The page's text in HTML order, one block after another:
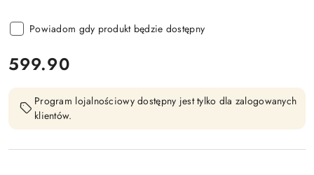
Powiadom gdy produkt będzie dostępny
cena:
599.90
Program lojalnościowy dostępny jest tylko dla zalogowanych
klientów.